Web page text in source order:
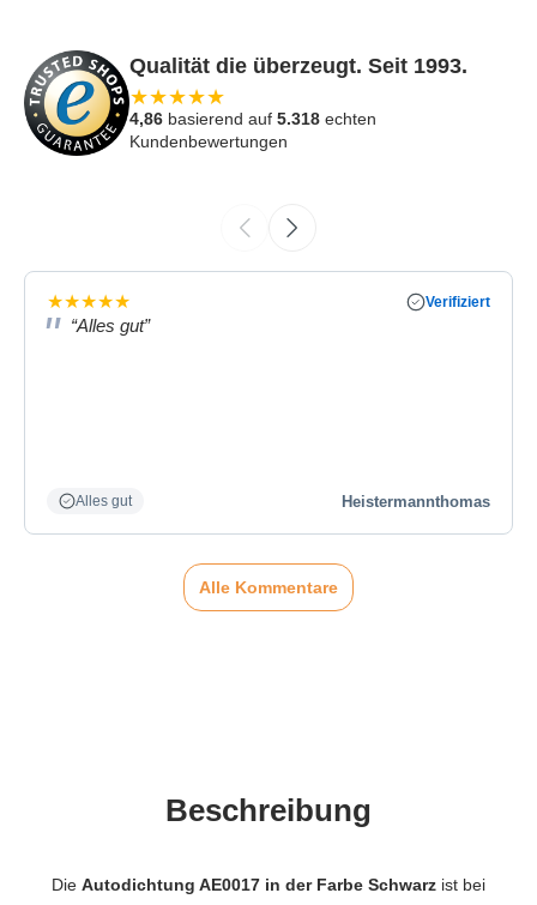
Qualität die überzeugt. Seit 1993.
★★★★★
4,86 basierend auf 5.318 echten
Kundenbewertungen
★★★★★ Verifiziert
“Alles gut”
Alles gut Heistermannthomas
Alle Kommentare
Beschreibung
Die Autodichtung AE0017 in der Farbe Schwarz ist bei